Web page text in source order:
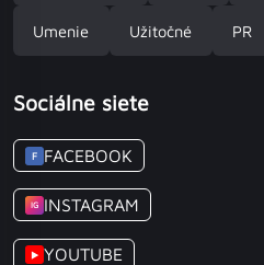
Umenie Užitočné PR
Sociálne siete
F FACEBOOK
IG INSTAGRAM
▶ YOUTUBE